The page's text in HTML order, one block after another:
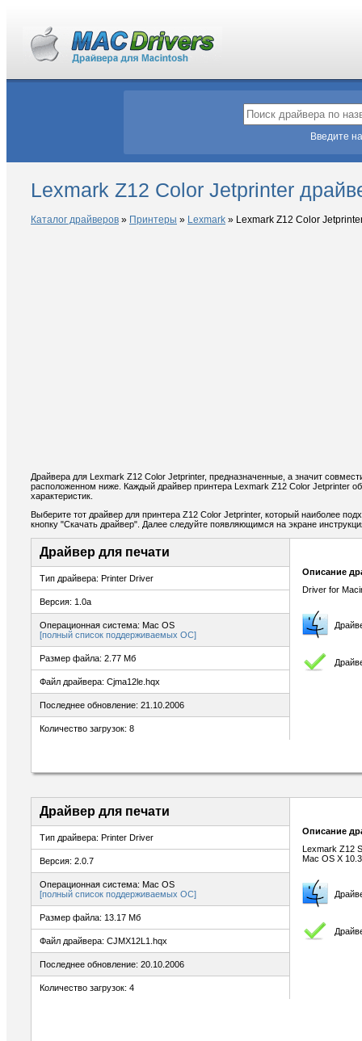
Введите
Lexmark Z12 Color Jetprinter
Каталог драйверов » Принтеры » Lexmark » Lexmark Z12 Color
Драйвера для Lexmark Z12 Color Jetprinter, предназначенные, а значит
расположенном ниже. Каждый драйвер принтера Lexmark Z12 Color Jetprinter
характеристик.
Выберите тот драйвер для принтера Z12 Color Jetprinter, который наиболее
кнопку "Скачать драйвер". Далее следуйте появляющимся на экране
Драйвер для печати
Тип драйвера: Printer Driver
Версия: 1.0a
Операционная система: Mac OS
[полный список поддерживаемых ОС]
Размер файла: 2.77 Мб
Файл драйвера: Cjma12le.hqx
Последнее обновление: 21.10.2006
Количество загрузок: 8
Описание
Driver for
Драйвер для печати
Тип драйвера: Printer Driver
Версия: 2.0.7
Операционная система: Mac OS
[полный список поддерживаемых ОС]
Размер файла: 13.17 Мб
Файл драйвера: CJMX12L1.hqx
Последнее обновление: 20.10.2006
Количество загрузок: 4
Описание
Lexmark Z12
Mac OS X